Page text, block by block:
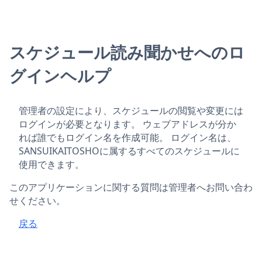
スケジュール読み聞かせへのロ
グインヘルプ
管理者の設定により、スケジュールの閲覧や変更には
ログインが必要となります。 ウェブアドレスが分か
れば誰でもログイン名を作成可能。 ログイン名は、
SANSUIKAITOSHOに属するすべてのスケジュールに
使用できます。
このアプリケーションに関する質問は管理者へお問い合わ
せください。
戻る